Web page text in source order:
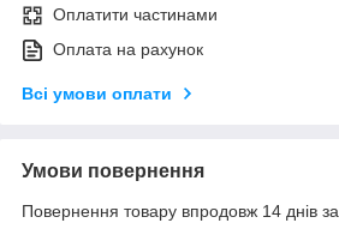
Оплатити частинами
Оплата на рахунок
Всі умови оплати
Умови повернення
Повернення товару впродовж 14 днів